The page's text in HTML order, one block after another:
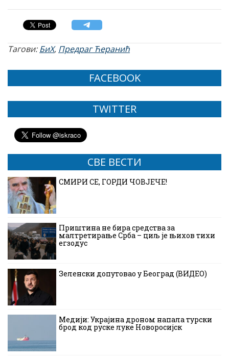
Тагови:БиХ, Предраг Ћеранић
FACEBOOK
TWITTER
СВЕ ВЕСТИ
СМИРИ СЕ, ГОРДИ ЧОВЈЕЧЕ!
Приштина не бира средства за
малтретирање Срба – циљ је њихов тихи
егзодус
Зеленски допутовао у Београд (ВИДЕО)
Медији: Украјина дроном напала турски
брод код руске луке Новоросијск